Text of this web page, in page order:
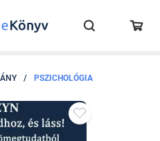
/ PSZICHOLÓGIA